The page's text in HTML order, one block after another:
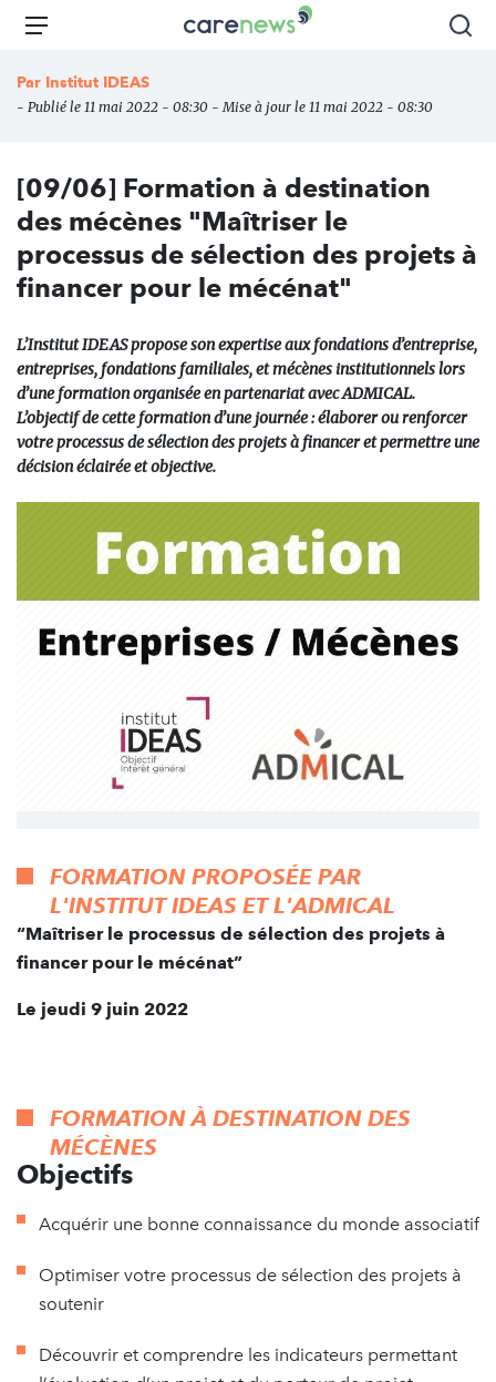
Aller
principal
Carenews,
des
l'engagement
Menu
Par Institut IDEAS
- Publié le 11 mai 2022 - 08:30 - Mise à jour le 11 mai 2022 - 08:30
[09/06] Formation à destination
des mécènes "Maîtriser le
processus de sélection des projets à
financer pour le mécénat"
L’Institut IDEAS propose son expertise aux fondations d’entreprise,
entreprises, fondations familiales, et mécènes institutionnels lors
d’une formation organisée en partenariat avec ADMICAL.
L’objectif de cette formation d’une journée : élaborer ou renforcer
votre processus de sélection des projets à financer et permettre une
décision éclairée et objective.
FORMATION PROPOSÉE PAR
L'INSTITUT IDEAS ET L'ADMICAL
“Maîtriser le processus de sélection des projets à
financer pour le mécénat”
Le jeudi 9 juin 2022
FORMATION À DESTINATION DES
MÉCÈNES
Objectifs
Acquérir une bonne connaissance du monde associatif
Optimiser votre processus de sélection des projets à
soutenir
Découvrir et comprendre les indicateurs permettant